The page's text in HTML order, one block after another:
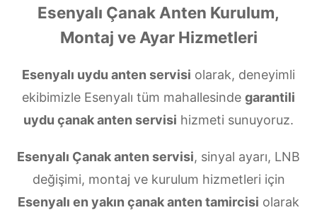
Esenyalı Çanak Anten Kurulum,
Montaj ve Ayar Hizmetleri
Esenyalı uydu anten servisi olarak, deneyimli
ekibimizle Esenyalı tüm mahallesinde garantili
uydu çanak anten servisi hizmeti sunuyoruz.
Esenyalı Çanak anten servisi, sinyal ayarı, LNB
değişimi, montaj ve kurulum hizmetleri için
Esenyalı en yakın çanak anten tamircisi olarak